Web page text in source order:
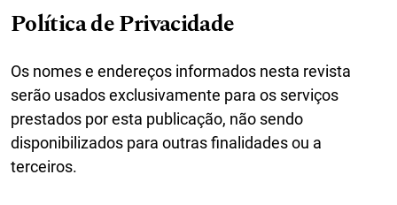
Política de Privacidade
Os nomes e endereços informados nesta revista
serão usados exclusivamente para os serviços
prestados por esta publicação, não sendo
disponibilizados para outras finalidades ou a
terceiros.